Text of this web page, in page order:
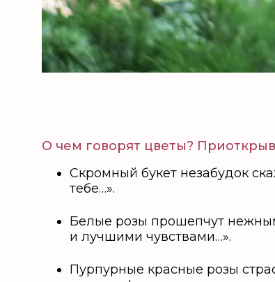
О чем говорят цветы?
Скромный букет незабудок
тебе…».
Белые розы прошепчут
и лучшими чувствами…».
Пурпурные красные розы